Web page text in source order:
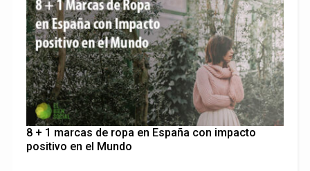
8 + 1 marcas de ropa en España con impacto
positivo en el Mundo